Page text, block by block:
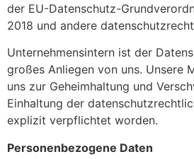
der EU-Datenschutz-
2018 und andere
Unternehmensintern ist der
großes Anliegen von uns. Unsere
uns zur Geheimhaltung und
Einhaltung der
explizit verpflichtet worden.
Personenbezogene Daten